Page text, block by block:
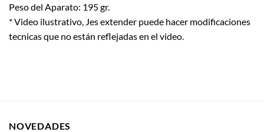
Peso del Aparato: 195 gr.
* Video ilustrativo, Jes extender puede hacer modificaciones
tecnicas que no están reflejadas en el video.
NOVEDADES